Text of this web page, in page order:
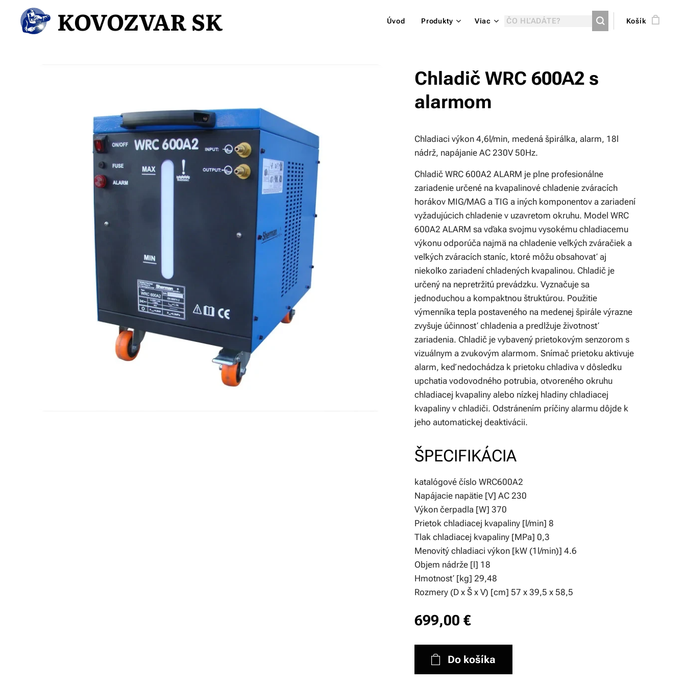
KOVOZVAR SK Úvod Produkty Viac Košík
Chladič WRC 600A2 s
alarmom
Chladiaci výkon 4,6l/min, medená špirálka, alarm, 18l
nádrž, napájanie AC 230V 50Hz.
Chladič WRC 600A2 ALARM je plne profesionálne
zariadenie určené na kvapalinové chladenie zváracích
horákov MIG/MAG a TIG a iných komponentov a zariadení
vyžadujúcich chladenie v uzavretom okruhu. Model WRC
600A2 ALARM sa vďaka svojmu vysokému chladiacemu
výkonu odporúča najmä na chladenie veľkých zváračiek a
veľkých zváracích staníc, ktoré môžu obsahovať aj
niekoľko zariadení chladených kvapalinou. Chladič je
určený na nepretržitú prevádzku. Vyznačuje sa
jednoduchou a kompaktnou štruktúrou. Použitie
výmenníka tepla postaveného na medenej špirále výrazne
zvyšuje účinnosť chladenia a predlžuje životnosť
zariadenia. Chladič je vybavený prietokovým senzorom s
vizuálnym a zvukovým alarmom. Snímač prietoku aktivuje
alarm, keď nedochádza k prietoku chladiva v dôsledku
upchatia vodovodného potrubia, otvoreného okruhu
chladiacej kvapaliny alebo nízkej hladiny chladiacej
kvapaliny v chladiči. Odstránením príčiny alarmu dôjde k
jeho automatickej deaktivácii.
ŠPECIFIKÁCIA
katalógové číslo WRC600A2
Napájacie napätie [V] AC 230
Výkon čerpadla [W] 370
Prietok chladiacej kvapaliny [l/min] 8
Tlak chladiacej kvapaliny [MPa] 0,3
Menovitý chladiaci výkon [kW (1l/min)] 4.6
Objem nádrže [l] 18
Hmotnosť [kg] 29,48
Rozmery (D x Š x V) [cm] 57 x 39,5 x 58,5
699,00 €
Do košíka